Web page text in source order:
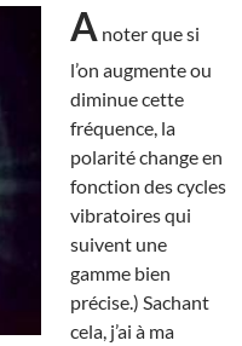
A noter que si
l’on augmente ou
diminue cette
fréquence, la
polarité change en
fonction des cycles
vibratoires qui
suivent une
gamme bien
précise.) Sachant
cela, j’ai à ma